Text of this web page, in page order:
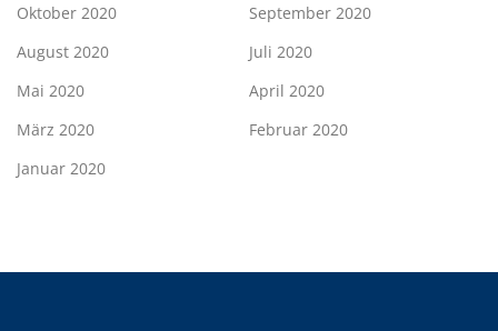
Oktober 2020
September 2020
August 2020
Juli 2020
Mai 2020
April 2020
März 2020
Februar 2020
Januar 2020